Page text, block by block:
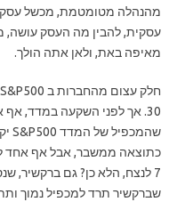
מהנהלה מטומטמת, מכשל
עסקית, להבין מה העסק עושה,
מאיפה באת, ולאן אתה הולך.
30. אך לפני השקעה במדד,
כתוצאה ממשבר, אבל אף אחד
7 לנצח, הלא כן? גם ברקשיר,
שברקשיר תרד למכפיל נמוך